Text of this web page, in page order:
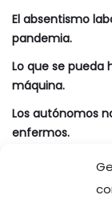
El absentismo
pandemia.
Lo que se pueda
máquina.
Los autónomos
enfermos.
Ferran Torres,